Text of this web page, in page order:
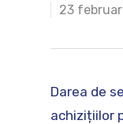
23
Darea de
achizițiilor